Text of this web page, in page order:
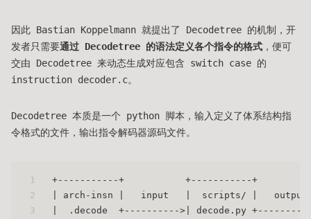
因此 Bastian Koppelmann 就提出了 Decodetree 的机制，开
发者只需要通过 Decodetree 的语法定义各个指令的格式 ，便可
交由 Decodetree 来动态生成对应包含 switch case 的
instruction decoder.c。
Decodetree 本质是一个 python 脚本，输入定义了体系结构指
令格式的文件，输出指令解码器源码文件。
1
2
3
+-----------+           +-----------+
| arch-insn |   input   |  scripts/ |   output   |
|  .decode  +---------->| decode.py